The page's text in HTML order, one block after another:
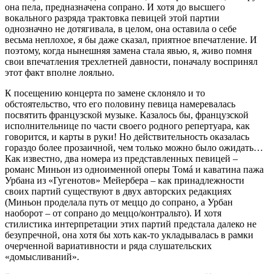
она пела, предназначена сопрано. И хотя до высшего
вокального разряда трактовка певицей этой партии
однозначно не дотягивала, в целом, она оставила о себе
весьма неплохое, я бы даже сказал, приятное впечатление. И
поэтому, когда нынешняя замена стала явью, я, живо помня
свои впечатления трехлетней давности, поначалу воспринял
этот факт вполне лояльно.
К посещению концерта по замене склоняло и то
обстоятельство, что его половину певица намеревалась
посвятить французской музыке. Казалось бы, французской
исполнительнице по части своего родного репертуара, как
говорится, и карты в руки! Но действительность оказалась
гораздо более прозаичной, чем только можно было ожидать…
Как известно, два номера из представленных певицей –
романс Миньон из одноименной оперы Томá и каватина пажа
Урбана из «Гугенотов» Мейербера – как принадлежности
своих партий существуют в двух авторских редакциях
(Миньон проделала путь от меццо до сопрано, а Урбан
наоборот – от сопрано до меццо/контральто). И хотя
стилистика интерпретации этих партий предстала далеко не
безупречной, она хотя бы хоть как-то укладывалась в рамки
очерченной вариативности и ряда слушательских
«домысливаний».